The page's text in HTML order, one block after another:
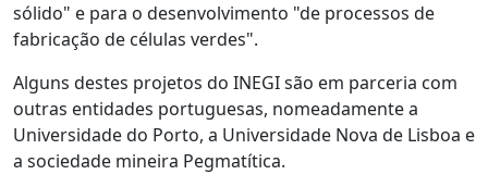
sólido" e para o desenvolvimento "de processos de
fabricação de células verdes".
Alguns destes projetos do INEGI são em parceria com
outras entidades portuguesas, nomeadamente a
Universidade do Porto, a Universidade Nova de Lisboa e
a sociedade mineira Pegmatítica.